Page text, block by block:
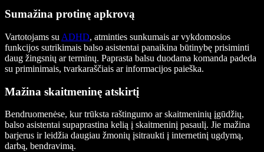
Sumažina protinę apkrovą
Vartotojams su ADHD, atminties sunkumais ar vykdomosios
funkcijos sutrikimais balso asistentai panaikina būtinybę prisiminti
daug žingsnių ar terminų. Paprasta balsu duodama komanda padeda
su priminimais, tvarkaraščiais ar informacijos paieška.
Mažina skaitmeninę atskirtį
Bendruomenėse, kur trūksta raštingumo ar skaitmeninių įgūdžių,
balso asistentai supaprastina kelią į skaitmeninį pasaulį. Jie mažina
barjerus ir leidžia daugiau žmonių įsitraukti į internetinį ugdymą,
darbą, bendravimą.